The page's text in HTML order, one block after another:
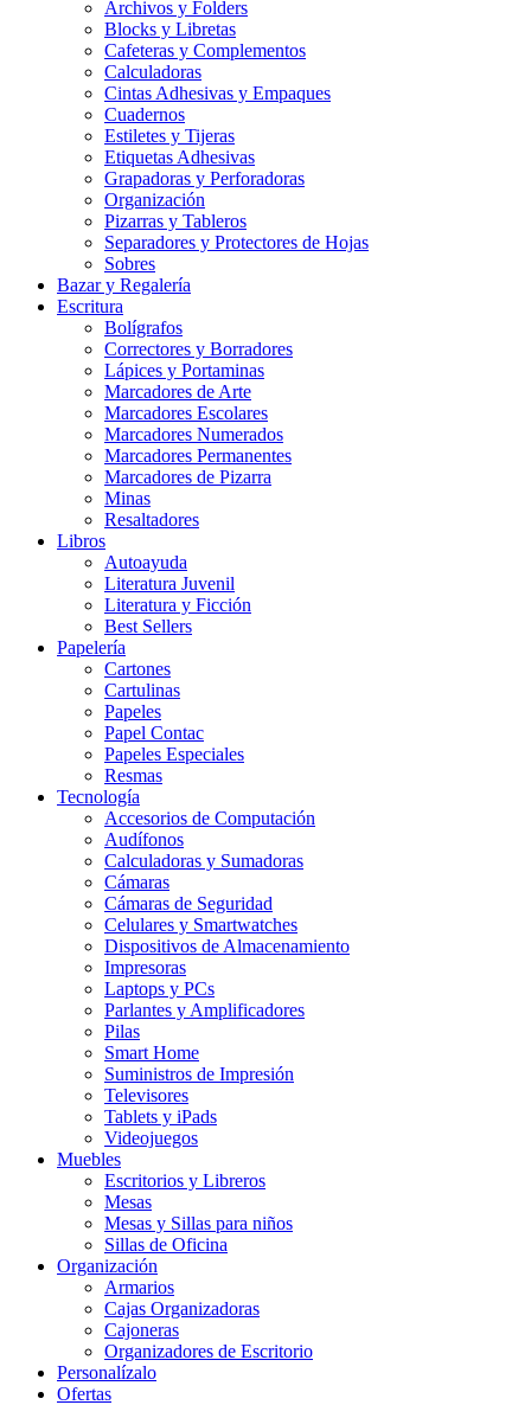
Archivos y Folders
Blocks y Libretas
Cafeteras y Complementos
Calculadoras
Cintas Adhesivas y Empaques
Cuadernos
Estiletes y Tijeras
Etiquetas Adhesivas
Grapadoras y Perforadoras
Organización
Pizarras y Tableros
Separadores y Protectores de Hojas
Sobres
Bazar y Regalería
Escritura
Bolígrafos
Correctores y Borradores
Lápices y Portaminas
Marcadores de Arte
Marcadores Escolares
Marcadores Numerados
Marcadores Permanentes
Marcadores de Pizarra
Minas
Resaltadores
Libros
Autoayuda
Literatura Juvenil
Literatura y Ficción
Best Sellers
Papelería
Cartones
Cartulinas
Papeles
Papel Contac
Papeles Especiales
Resmas
Tecnología
Accesorios de Computación
Audífonos
Calculadoras y Sumadoras
Cámaras
Cámaras de Seguridad
Celulares y Smartwatches
Dispositivos de Almacenamiento
Impresoras
Laptops y PCs
Parlantes y Amplificadores
Pilas
Smart Home
Suministros de Impresión
Televisores
Tablets y iPads
Videojuegos
Muebles
Escritorios y Libreros
Mesas
Mesas y Sillas para niños
Sillas de Oficina
Organización
Armarios
Cajas Organizadoras
Cajoneras
Organizadores de Escritorio
Personalízalo
Ofertas